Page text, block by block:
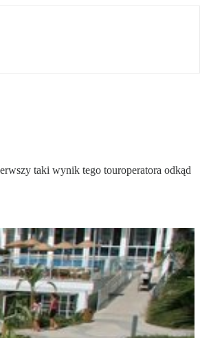
taki wynik tego touroperatora odkąd